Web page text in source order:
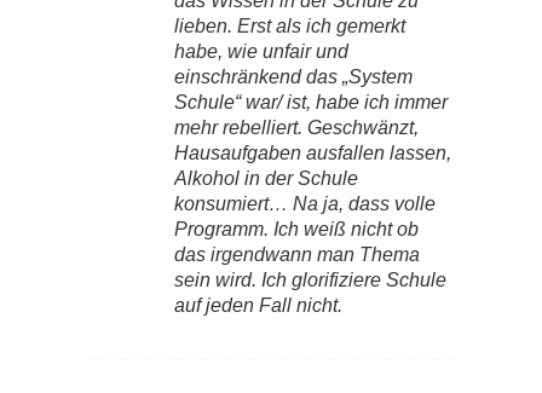
lieben. Erst als ich gemerkt
habe, wie unfair und
einschränkend das „System
Schule“ war/ ist, habe ich immer
mehr rebelliert. Geschwänzt,
Hausaufgaben ausfallen lassen,
Alkohol in der Schule
konsumiert… Na ja, dass volle
Programm. Ich weiß nicht ob
das irgendwann man Thema
sein wird. Ich glorifiziere Schule
auf jeden Fall nicht.